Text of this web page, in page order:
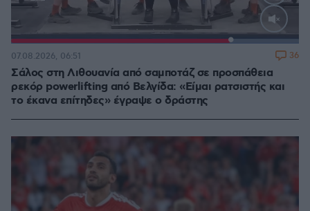
Loaded:
Σάλος στη Λιθουανία από σαμποτάζ σε προσπάθεια
ρεκόρ powerlifting από Βελγίδα: «Είμαι ρατσιστής και
το έκανα επίτηδες» έγραψε ο δράστης
07.08.2026, 06:51 36